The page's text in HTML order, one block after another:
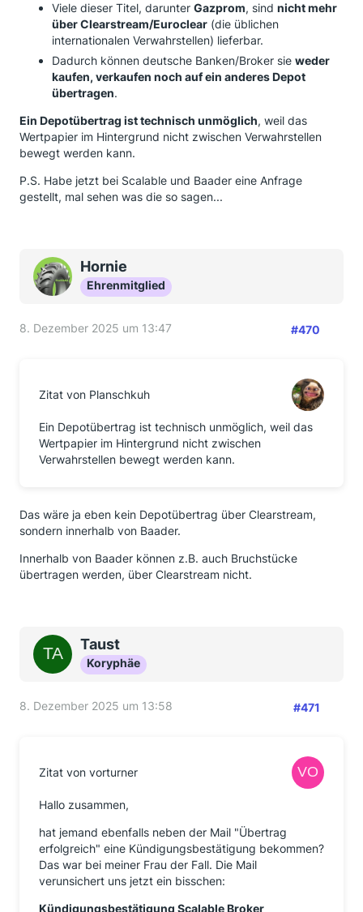
Viele dieser Titel, darunter Gazprom, sind nicht mehr
über Clearstream/Euroclear (die üblichen
internationalen Verwahrstellen) lieferbar.
Dadurch können deutsche Banken/Broker sie weder
kaufen, verkaufen noch auf ein anderes Depot
übertragen.
Ein Depotübertrag ist technisch unmöglich, weil das
Wertpapier im Hintergrund nicht zwischen Verwahrstellen
bewegt werden kann.
P.S. Habe jetzt bei Scalable und Baader eine Anfrage
gestellt, mal sehen was die so sagen...
Hornie
Ehrenmitglied
8. Dezember 2025 um 13:47 #470
Zitat von Planschkuh
Ein Depotübertrag ist technisch unmöglich, weil das
Wertpapier im Hintergrund nicht zwischen
Verwahrstellen bewegt werden kann.
Das wäre ja eben kein Depotübertrag über Clearstream,
sondern innerhalb von Baader.
Innerhalb von Baader können z.B. auch Bruchstücke
übertragen werden, über Clearstream nicht.
Taust
Koryphäe
8. Dezember 2025 um 13:58 #471
Zitat von vorturner
Hallo zusammen,
hat jemand ebenfalls neben der Mail "Übertrag
erfolgreich" eine Kündigungsbestätigung bekommen?
Das war bei meiner Frau der Fall. Die Mail
verunsichert uns jetzt ein bisschen:
Kündigungsbestätigung Scalable Broker